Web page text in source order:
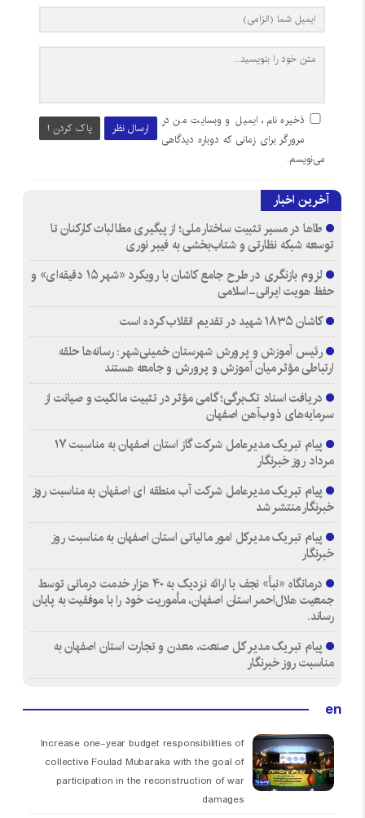
ارسال نظر پاک کردن !
ذخیره نام، ایمیل و وبسایت من در
مرورگر برای زمانی که دوباره دیدگاهی
می‌نویسم.
آخرین اخبار
طاها در مسیر تثبیت ساختار ملی؛ از پیگیری مطالبات کارکنان تا
توسعه شبکه نظارتی و شتاب‌بخشی به فیبر نوری
لزوم بازنگری در طرح جامع کاشان با رویکرد «شهر ۱۵ دقیقه‌ای» و
حفظ هویت ایرانی-اسلامی
کاشان ۱۸۳۵ شهید در تقدیم انقلاب کرده است
رئیس آموزش و پرورش شهرستان خمینی‌شهر: رسانه‌ها حلقه
ارتباطی مؤثر میان آموزش و پرورش و جامعه هستند
دریافت اسناد تک‌برگی؛ گامی مؤثر در تثبیت مالکیت و صیانت از
سرمایه‌های ذوب‌آهن اصفهان
پیام تبریک مدیرعامل شرکت گاز استان اصفهان به مناسبت ۱۷
مرداد روز خبرنگار
پیام تبریک مدیرعامل شرکت آب منطقه ای اصفهان به مناسبت روز
خبرنگار منتشر شد
پیام تبریک مدیرکل امور مالیاتی استان اصفهان به مناسبت روز
خبرنگار
درمانگاه «نبأ» نجف با ارائه نزدیک به ۴۰ هزار خدمت درمانی توسط
جمعیت هلال‌احمر استان اصفهان، مأموریت خود را با موفقیت به پایان
رساند.
پیام تبریک مدیر کل صنعت، معدن و تجارت استان اصفهان به
مناسبت روز خبرنگار
en
Increase one-year budget responsibilities of
collective Foulad Mubaraka with the goal of
participation in the reconstruction of war
damages